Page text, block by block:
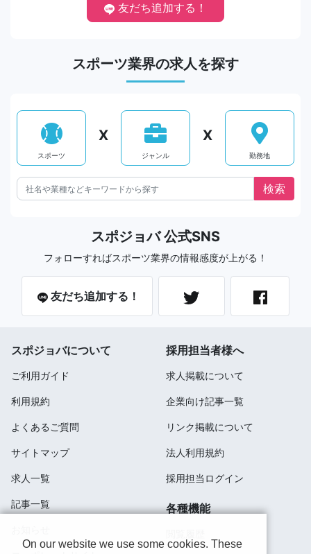
友だち追加する！
スポーツ業界の求人を探す
スポーツ
X
ジャンル
X
勤務地
スポジョバ 公式SNS
フォローすればスポーツ業界の情報感度が上がる！
友だち追加する！
スポジョバについて
ご利用ガイド
利用規約
よくあるご質問
サイトマップ
求人一覧
記事一覧
採用担当者様へ
求人掲載について
企業向け記事一覧
リンク掲載について
法人利用規約
採用担当ログイン
各種機能
On our website we use some cookies. These